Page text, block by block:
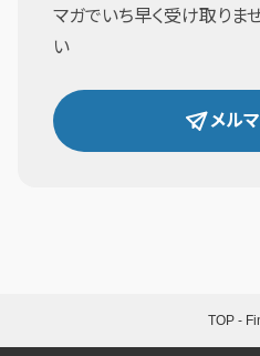
マガでいち早く受け取りま
い
メル
TOP-